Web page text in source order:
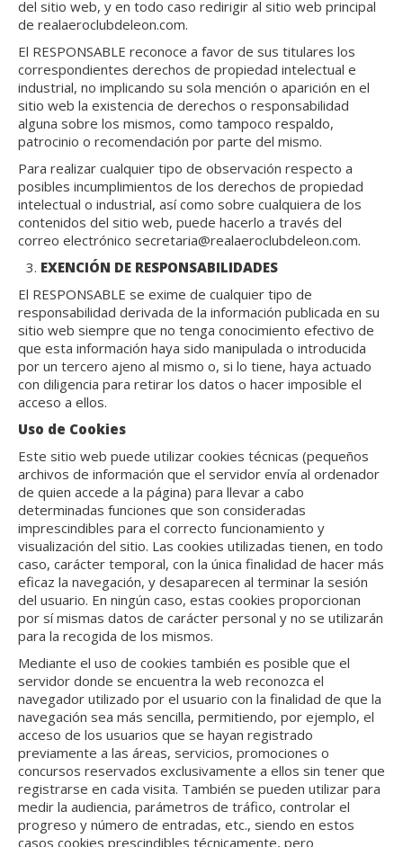
del sitio web, y en todo caso redirigir al sitio web principal
de realaeroclubdeleon.com.
El RESPONSABLE reconoce a favor de sus titulares los
correspondientes derechos de propiedad intelectual e
industrial, no implicando su sola mención o aparición en el
sitio web la existencia de derechos o responsabilidad
alguna sobre los mismos, como tampoco respaldo,
patrocinio o recomendación por parte del mismo.
Para realizar cualquier tipo de observación respecto a
posibles incumplimientos de los derechos de propiedad
intelectual o industrial, así como sobre cualquiera de los
contenidos del sitio web, puede hacerlo a través del
correo electrónico secretaria@realaeroclubdeleon.com.
EXENCIÓN DE RESPONSABILIDADES
El RESPONSABLE se exime de cualquier tipo de
responsabilidad derivada de la información publicada en su
sitio web siempre que no tenga conocimiento efectivo de
que esta información haya sido manipulada o introducida
por un tercero ajeno al mismo o, si lo tiene, haya actuado
con diligencia para retirar los datos o hacer imposible el
acceso a ellos.
Uso de Cookies
Este sitio web puede utilizar cookies técnicas (pequeños
archivos de información que el servidor envía al ordenador
de quien accede a la página) para llevar a cabo
determinadas funciones que son consideradas
imprescindibles para el correcto funcionamiento y
visualización del sitio. Las cookies utilizadas tienen, en todo
caso, carácter temporal, con la única finalidad de hacer más
eficaz la navegación, y desaparecen al terminar la sesión
del usuario. En ningún caso, estas cookies proporcionan
por sí mismas datos de carácter personal y no se utilizarán
para la recogida de los mismos.
Mediante el uso de cookies también es posible que el
servidor donde se encuentra la web reconozca el
navegador utilizado por el usuario con la finalidad de que la
navegación sea más sencilla, permitiendo, por ejemplo, el
acceso de los usuarios que se hayan registrado
previamente a las áreas, servicios, promociones o
concursos reservados exclusivamente a ellos sin tener que
registrarse en cada visita. También se pueden utilizar para
medir la audiencia, parámetros de tráfico, controlar el
progreso y número de entradas, etc., siendo en estos
casos cookies prescindibles técnicamente, pero